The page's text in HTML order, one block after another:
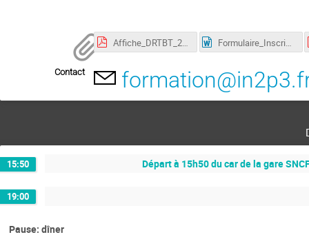
Affiche_DRTBT_2024.pdf Formulaire_Inscription_DRTBT.docx
Contact
15:50 Départ à 15h50 du car de la gare
19:00
Pause: dîner